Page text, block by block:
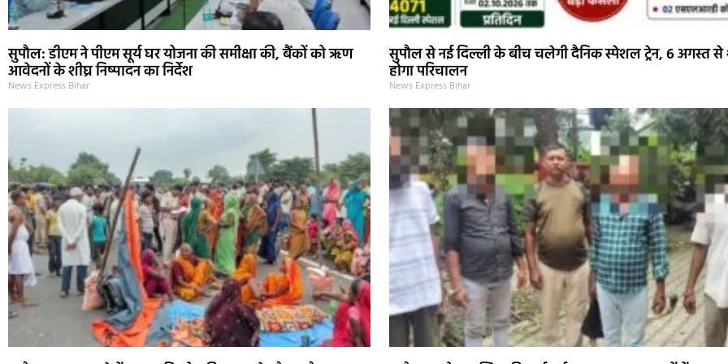
सुपौल: डीएम ने पीएम सूर्य घर योजना की समीक्षा की, बैंकों को ऋण
आवेदनों के शीघ्र निष्पादन का निर्देश
News Express Bihar
सुपौल से नई दिल्ली के बीच चलेगी दैनिक स्पेशल ट्रेन, 6 अगस्त
होगा परिचालन
News Express Bihar